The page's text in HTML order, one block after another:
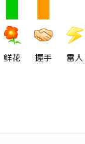
鲜花 握手 雷人